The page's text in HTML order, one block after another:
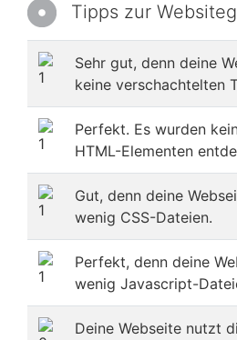
Tipps zur
Sehr gut, denn deine
keine verschachtelten
Perfekt. Es wurden
HTML-Elementen
Gut, denn deine
wenig CSS-Dateien.
Perfekt, denn deine
wenig Javascript-
Deine Webseite nutzt